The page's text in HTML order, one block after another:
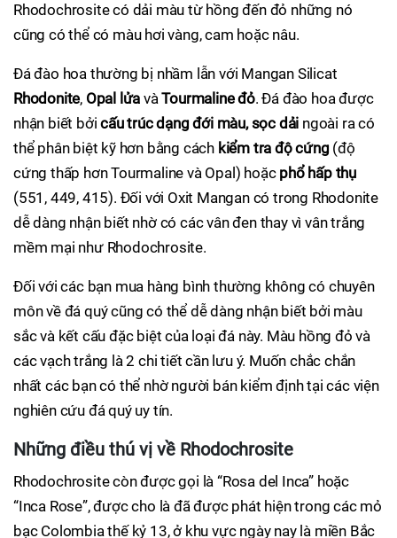
Rhodochrosite có dải màu từ hồng đến đỏ những nó
cũng có thể có màu hơi vàng, cam hoặc nâu.
Đá đào hoa thường bị nhầm lẫn với Mangan Silicat
Rhodonite, Opal lửa vàTourmaline đỏ. Đá đào hoa được
nhận biết bởicấu trúc dạng đới màu, sọc dải ngoài ra có
thể phân biệt kỹ hơn bằng cách kiểm tra độ cứng (độ
cứng thấp hơn Tourmaline và Opal) hoặc phổ hấp thụ
(551, 449, 415). Đối với Oxit Mangan có trong Rhodonite
dễ dàng nhận biết nhờ có các vân đen thay vì vân trắng
mềm mại như Rhodochrosite.
Đối với các bạn mua hàng bình thường không có chuyên
môn về đá quý cũng có thể dễ dàng nhận biết bởi màu
sắc và kết cấu đặc biệt của loại đá này. Màu hồng đỏ và
các vạch trắng là 2 chi tiết cần lưu ý. Muốn chắc chắn
nhất các bạn có thể nhờ người bán kiểm định tại các viện
nghiên cứu đá quý uy tín.
Những điều thú vị về Rhodochrosite
Rhodochrosite còn được gọi là “Rosa del Inca” hoặc
“Inca Rose”, được cho là đã được phát hiện trong các mỏ
bạc Colombia thế kỷ 13, ở khu vực ngày nay là miền Bắc